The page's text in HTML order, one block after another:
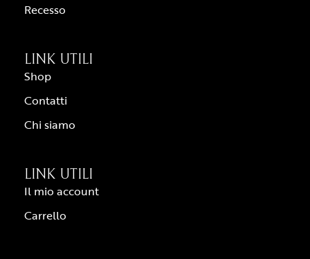
Recesso
LINK UTILI
Shop
Contatti
Chi siamo
LINK UTILI
Il mio account
Carrello